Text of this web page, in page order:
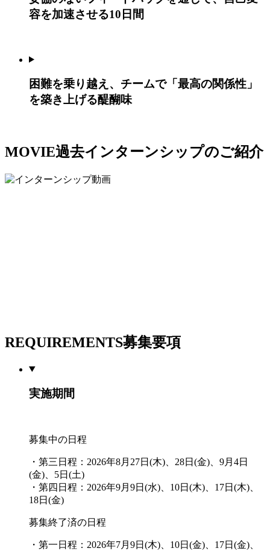
容を加速させる10日間
困難を乗り越え、チームで「最高の関係性」
を築き上げる醍醐味
MOVIE過去インターンシップのご紹介
REQUIREMENTS募集要項
実施期間
募集中の日程
・第三日程：2026年8月27日(木)、28日(金)、9月4日
(金)、5日(土)
・第四日程：2026年9月9日(水)、10日(木)、17日(木)、
18日(金)
募集終了済の日程
・第一日程：2026年7月9日(木)、10日(金)、17日(金)、